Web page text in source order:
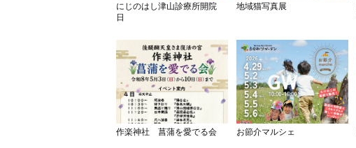
にじのはし津山診療所開院
日
地域猫写真展
作楽神社 菖蒲を愛でる会 お節介マルシェ